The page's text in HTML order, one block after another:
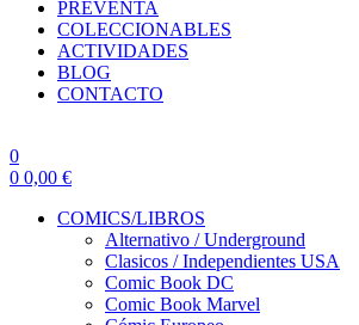
PREVENTA
COLECCIONABLES
ACTIVIDADES
BLOG
CONTACTO
0
0 0,00 €
COMICS/LIBROS
Alternativo / Underground
Clasicos / Independientes USA
Comic Book DC
Comic Book Marvel